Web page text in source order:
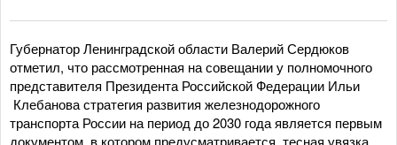
Губернатор Ленинградской области Валерий Сердюков
отметил, что рассмотренная на совещании у полномочного
представителя Президента Российской Федерации Ильи
Клебанова стратегия развития железнодорожного
транспорта России на период до 2030 года является первым
документом, в котором предусматривается тесная увязка